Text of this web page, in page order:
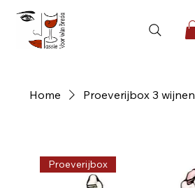
Home Proeverijbox 3 wijnen
Proeverijbox